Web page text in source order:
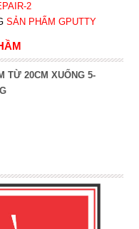
2
SẢN PHẨM GPUTTY
TỪ 20CM XUỐNG 5-